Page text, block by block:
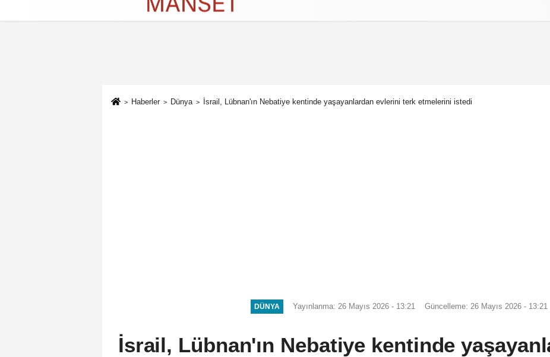
İletişim Çerez Politikası
Haberler Dünya İsrail, Lübnan'ın Nebatiye kentinde yaşayanlardan evlerini terk etmelerini istedi
DÜNYA Yayınlanma: 26 Mayıs 2026 - 13:21 Güncelleme: 26 Mayıs 2026 - 13:21
İsrail, Lübnan'ın Nebatiye kentinde